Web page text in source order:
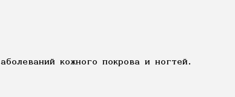
кожного покрова и ногтей.